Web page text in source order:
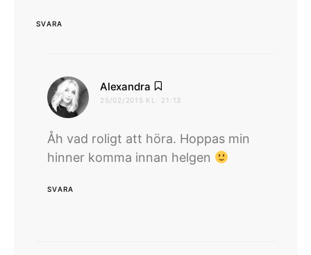
SVARA
Alexandra
25/02/2015 KL. 21:13
Åh vad roligt att höra. Hoppas min
hinner komma innan helgen
SVARA